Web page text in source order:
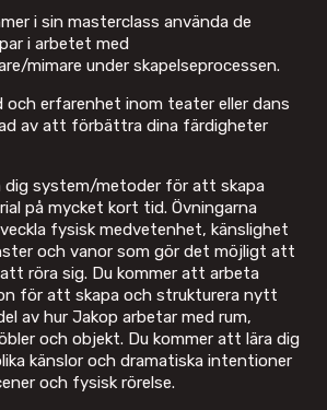
i sin masterclass använda de
i arbetet med
mimare under skapelseprocessen.
och erfarenhet inom teater eller dans
av att förbättra dina färdigheter
dig system/metoder för att skapa
på mycket kort tid. Övningarna
fysisk medvetenhet, känslighet
och vanor som gör det möjligt att
röra sig. Du kommer att arbeta
för att skapa och strukturera nytt
av hur Jakop arbetar med rum,
och objekt. Du kommer att lära dig
känslor och dramatiska intentioner
och fysisk rörelse.